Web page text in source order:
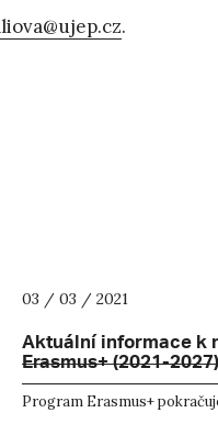
.
03 / 03 / 2021
Aktuální informace k
Erasmus+ (2021-2027)
Program Erasmus+